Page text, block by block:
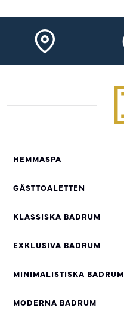
HEMMASPA
GÄSTTOALETTEN
KLASSISKA BADRUM
EXKLUSIVA BADRUM
MINIMALISTISKA BADRUM
MODERNA BADRUM